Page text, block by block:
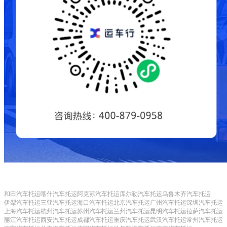
和田汽车托运喀什汽车托运阿克苏汽车托运库尔勒汽车托运乌鲁木齐汽车托运
伊犁汽车托运三亚汽车托运海口汽车托运北京汽车托运广州汽车托运深圳汽车托运
上海汽车托运杭州汽车托运苏州汽车托运兰州汽车托运昆明汽车托运拉萨汽车托运
丽江汽车托运西安汽车托运成都汽车托运重庆汽车托运武汉汽车托运常州汽车托运